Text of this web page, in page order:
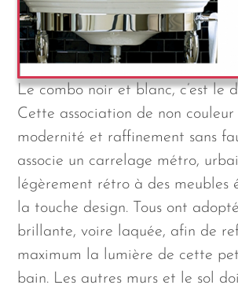
Le combo noir et blanc, c’est le
Cette association de non
modernité et raffinement sans
associe un carrelage métro,
légèrement rétro à des meubles
la touche design. Tous ont
brillante, voire laquée, afin de
maximum la lumière de cette
bain. Les autres murs et le sol